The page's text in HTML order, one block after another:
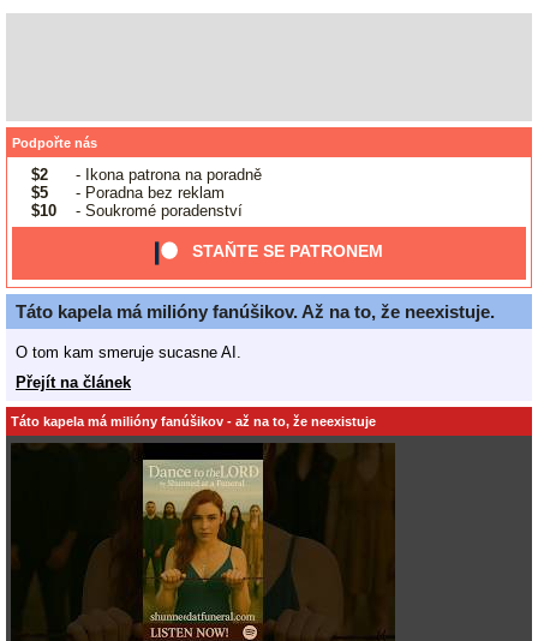
Podpořte nás
$2
- Ikona patrona na poradně
$5
- Poradna bez reklam
$10
- Soukromé poradenství
STAŇTE SE PATRONEM
Táto kapela má milióny fanúšikov. Až na to, že neexistuje.
O tom kam smeruje sucasne AI.
Přejít na článek
Táto kapela má milióny fanúšikov - až na to, že neexistuje